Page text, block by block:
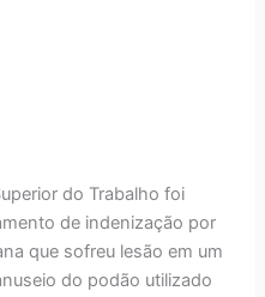
do Trabalho foi
de indenização por
que sofreu lesão em um
do podão utilizado